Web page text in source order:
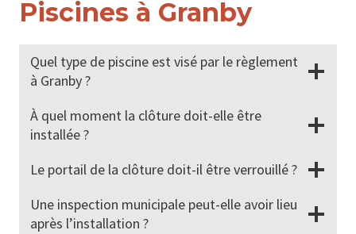
Piscines à Granby
Quel type de piscine est visé par le règlement
à Granby ?
À quel moment la clôture doit-elle être
installée ?
Le portail de la clôture doit-il être verrouillé ?
Une inspection municipale peut-elle avoir lieu
après l’installation ?